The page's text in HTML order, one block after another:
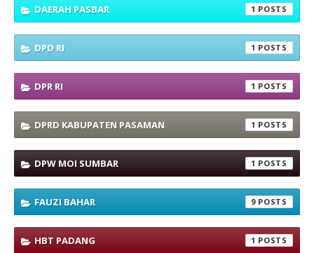
DAERAH PASBAR 1
DPD RI 1
DPR RI 1
DPRD KABUPATEN PASAMAN 1
DPW MOI SUMBAR 1
FAUZI BAHAR 9
HBT PADANG 1